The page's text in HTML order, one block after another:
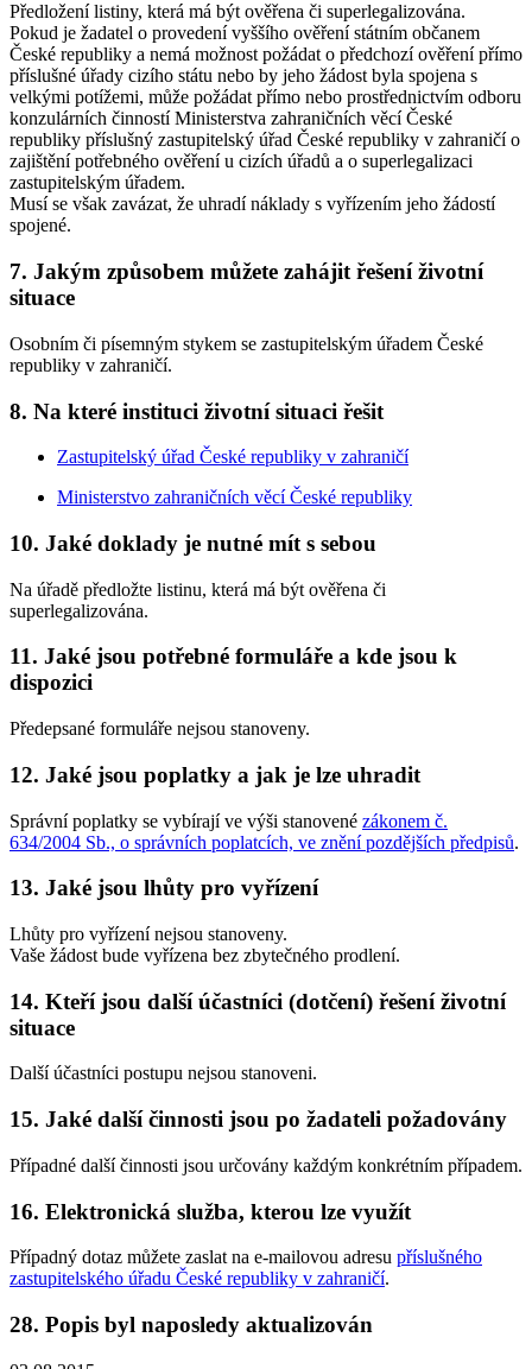
Předložení listiny, která má být ověřena či superlegalizována.
Pokud je žadatel o provedení vyššího ověření státním občanem
České republiky a nemá možnost požádat o předchozí ověření přímo
příslušné úřady cizího státu nebo by jeho žádost byla spojena s
velkými potížemi, může požádat přímo nebo prostřednictvím odboru
konzulárních činností Ministerstva zahraničních věcí České
republiky příslušný zastupitelský úřad České republiky v zahraničí o
zajištění potřebného ověření u cizích úřadů a o superlegalizaci
zastupitelským úřadem.
Musí se však zavázat, že uhradí náklady s vyřízením jeho žádostí
spojené.
7. Jakým způsobem můžete zahájit řešení životní
situace
Osobním či písemným stykem se zastupitelským úřadem České
republiky v zahraničí.
8. Na které instituci životní situaci řešit
Zastupitelský úřad České republiky v zahraničí
Ministerstvo zahraničních věcí České republiky
10. Jaké doklady je nutné mít s sebou
Na úřadě předložte listinu, která má být ověřena či
superlegalizována.
11. Jaké jsou potřebné formuláře a kde jsou k
dispozici
Předepsané formuláře nejsou stanoveny.
12. Jaké jsou poplatky a jak je lze uhradit
Správní poplatky se vybírají ve výši stanovené zákonem č.
634/2004 Sb., o správních poplatcích, ve znění pozdějších předpisů.
13. Jaké jsou lhůty pro vyřízení
Lhůty pro vyřízení nejsou stanoveny.
Vaše žádost bude vyřízena bez zbytečného prodlení.
14. Kteří jsou další účastníci (dotčení) řešení životní
situace
Další účastníci postupu nejsou stanoveni.
15. Jaké další činnosti jsou po žadateli požadovány
Případné další činnosti jsou určovány každým konkrétním případem.
16. Elektronická služba, kterou lze využít
Případný dotaz můžete zaslat na e-mailovou adresu příslušného
zastupitelského úřadu České republiky v zahraničí.
28. Popis byl naposledy aktualizován